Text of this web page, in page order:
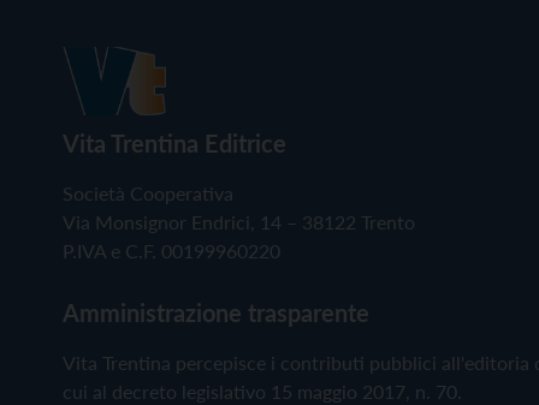
Vita Trentina Editrice
Società Cooperativa
Via Monsignor Endrici, 14 – 38122 Trento
P.IVA e C.F. 00199960220
Amministrazione trasparente
Vita Trentina percepisce i contributi pubblici all'editoria
cui al decreto legislativo 15 maggio 2017, n. 70.